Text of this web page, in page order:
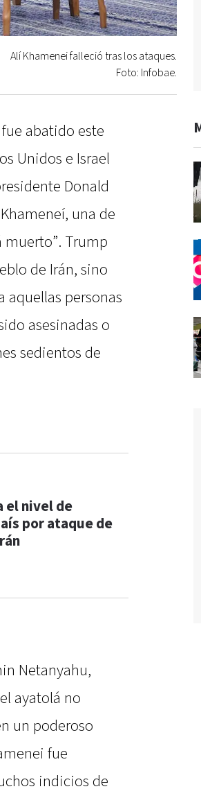
Alí Khamenei falleció tras los ataques.
Foto: Infobae.
abatido este
Unidos e Israel
Donald
una de
muerto”. Trump
de Irán, sino
aquellas personas
asesinadas o
sedientos de
el nivel de
por ataque de
Netanyahu,
ayatolá no
un poderoso
fue
indicios de